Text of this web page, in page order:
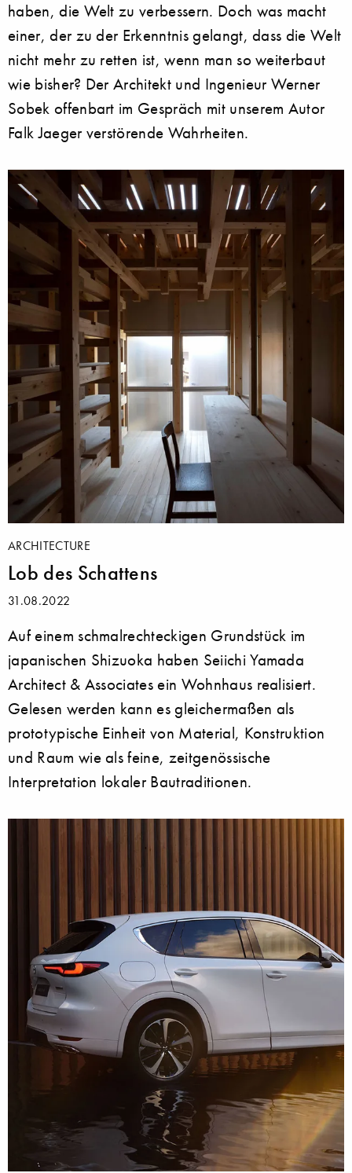
haben, die Welt zu verbessern. Doch was macht
einer, der zu der Erkenntnis gelangt, dass die Welt
nicht mehr zu retten ist, wenn man so weiterbaut
wie bisher? Der Architekt und Ingenieur Werner
Sobek offenbart im Gespräch mit unserem Autor
Falk Jaeger verstörende Wahrheiten.
ARCHITECTURE
Lob des Schattens
31.08.2022
Auf einem schmalrechteckigen Grundstück im
japanischen Shizuoka haben Seiichi Yamada
Architect & Associates ein Wohnhaus realisiert.
Gelesen werden kann es gleichermaßen als
prototypische Einheit von Material, Konstruktion
und Raum wie als feine, zeitgenössische
Interpretation lokaler Bautraditionen.